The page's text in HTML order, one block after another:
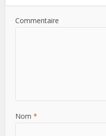
Commentaire
Nom *